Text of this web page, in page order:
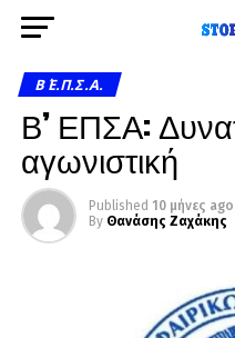
Β΄ Ε.Π.Σ.Α.
Β’ ΕΠΣΑ:
αγωνιστική
Published 10 μήνες ago
By Θανάσης Ζαχάκης